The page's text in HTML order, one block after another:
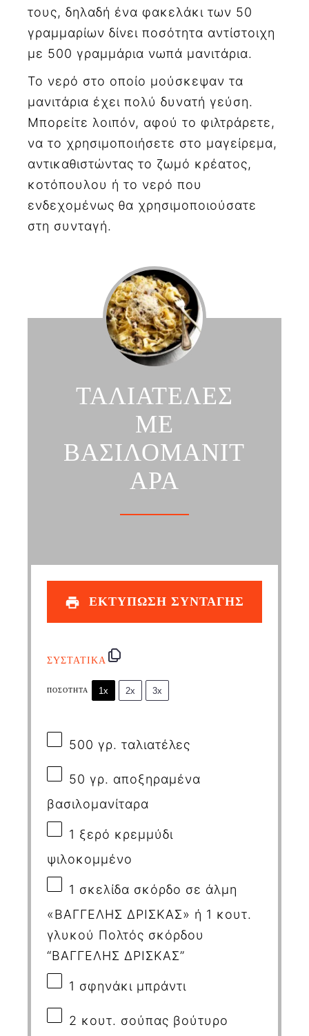
τους, δηλαδή ένα φακελάκι των 50
γραμμαρίων δίνει ποσότητα αντίστοιχη
με 500 γραμμάρια νωπά μανιτάρια.
Το νερό στο οποίο μούσκεψαν τα
μανιτάρια έχει πολύ δυνατή γεύση.
Μπορείτε λοιπόν, αφού το φιλτράρετε,
να το χρησιμοποιήσετε στο μαγείρεμα,
αντικαθιστώντας το ζωμό κρέατος,
κοτόπουλου ή το νερό που
ενδεχομένως θα χρησιμοποιούσατε
στη συνταγή.
ΤΑΛΙΑΤΕΛΕΣ
ΜΕ
ΒΑΣΙΛΟΜΑΝΙΤ
ΑΡΑ
ΕΚΤΥΠΩΣΗ ΣΥΝΤΑΓΗΣ
ΣΥΣΤΑΤΙΚΑ
ΠΟΣΌΤΗΤΑ 1x 2x 3x
500 γρ. ταλιατέλες
50 γρ. αποξηραμένα
βασιλομανίταρα
1 ξερό κρεμμύδι
ψιλοκομμένο
1 σκελίδα σκόρδο σε άλμη
«ΒΑΓΓΕΛΗΣ ΔΡΙΣΚΑΣ» ή 1 κουτ.
γλυκού Πολτός σκόρδου
“ΒΑΓΓΕΛΗΣ ΔΡΙΣΚΑΣ”
1 σφηνάκι μπράντι
2 κουτ. σούπας βούτυρο